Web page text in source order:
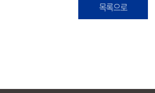
목록으로